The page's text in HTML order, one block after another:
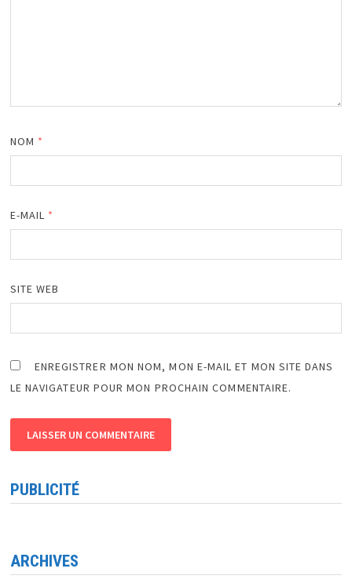
NOM *
E-MAIL *
SITE WEB
ENREGISTRER MON NOM, MON E-MAIL ET MON SITE DANS
LE NAVIGATEUR POUR MON PROCHAIN COMMENTAIRE.
PUBLICITÉ
ARCHIVES